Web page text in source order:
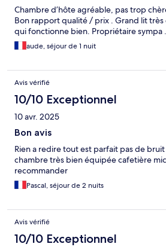
Chambre d’hôte agréable, pas trop
Bon rapport qualité / prix . Grand lit
qui fonctionne bien. Propriétaire sympa .
aude, séjour de 1 nuit
Avis vérifié
10/10 Exceptionnel
10 avr. 2025
Bon avis
Rien a redire tout est parfait pas de
chambre très bien équipée cafetière
recommander
Pascal, séjour de 2 nuits
Avis vérifié
10/10 Exceptionnel